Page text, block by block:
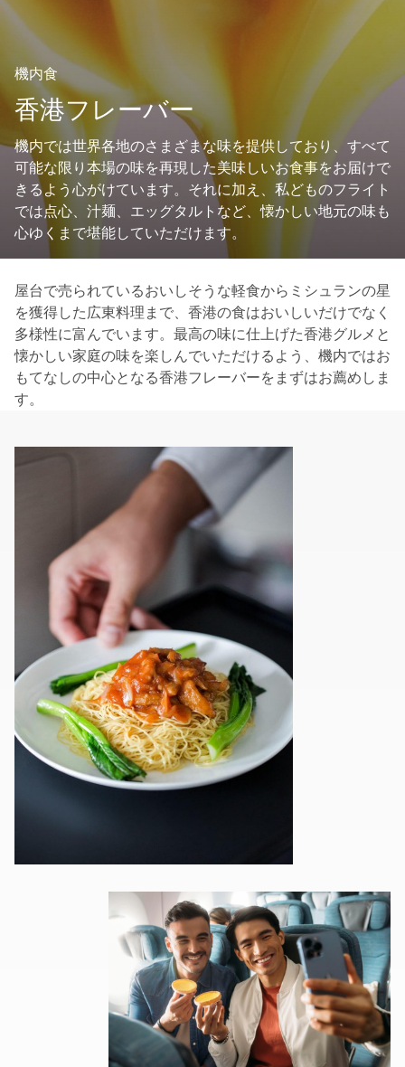
機内食
香港フレーバー
機内では世界各地のさまざまな味を提供しており、すべて
可能な限り本場の味を再現した美味しいお食事をお届けで
きるよう心がけています。それに加え、私どものフライト
では点心、汁麺、エッグタルトなど、懐かしい地元の味も
心ゆくまで堪能していただけます。
屋台で売られているおいしそうな軽食からミシュランの星
を獲得した広東料理まで、香港の食はおいしいだけでなく
多様性に富んでいます。最高の味に仕上げた香港グルメと
懐かしい家庭の味を楽しんでいただけるよう、機内ではお
もてなしの中心となる香港フレーバーをまずはお薦めしま
す。